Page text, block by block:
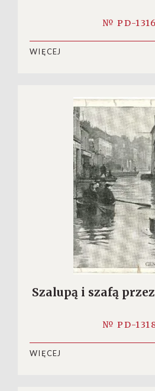
№ PD-
WIĘCEJ
Szalupą i szafą
№ PD-
WIĘCEJ